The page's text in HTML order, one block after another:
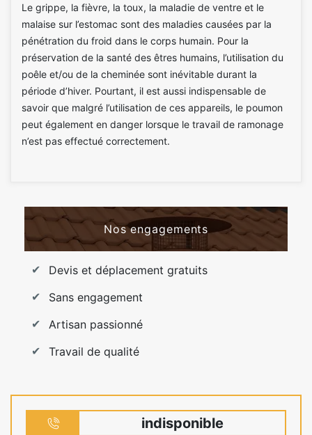
Le grippe, la fièvre, la toux, la maladie de ventre et le
malaise sur l’estomac sont des maladies causées par la
pénétration du froid dans le corps humain. Pour la
préservation de la santé des êtres humains, l’utilisation du
poêle et/ou de la cheminée sont inévitable durant la
période d’hiver. Pourtant, il est aussi indispensable de
savoir que malgré l’utilisation de ces appareils, le poumon
peut également en danger lorsque le travail de ramonage
n’est pas effectué correctement.
Nos engagements
Devis et déplacement gratuits
Sans engagement
Artisan passionné
Travail de qualité
indisponible